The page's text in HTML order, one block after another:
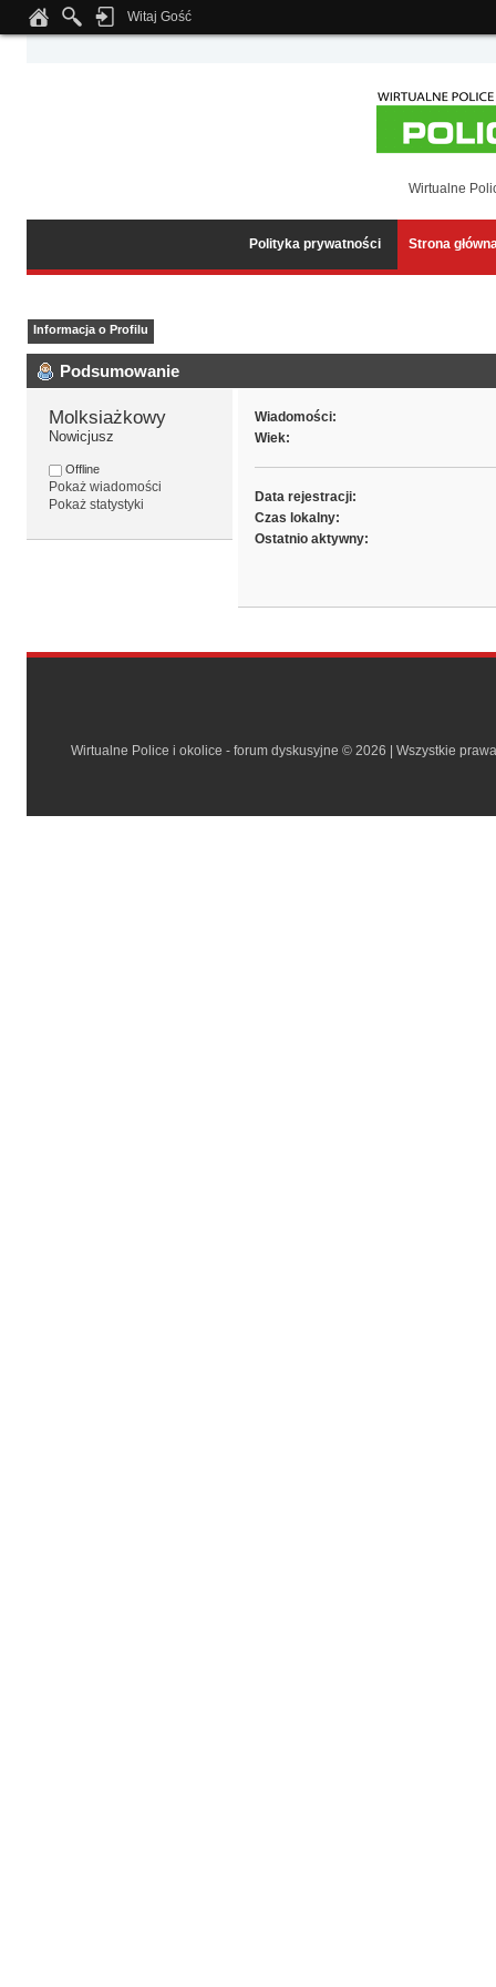
Notice: Undefined index: tapatalk_body_hook in
Witaj Gość
Wirtualne
Polityka prywatności Strona
Informacja o Profilu
Podsumowanie
Molksiażkowy
Nowicjusz
Offline
Pokaż wiadomości
Pokaż statystyki
Wiadomości:
Wiek:
Data rejestracji:
Czas lokalny:
Ostatnio aktywny:
Wirtualne Police i okolice - forum dyskusyjne © 2026 | Wszystkie